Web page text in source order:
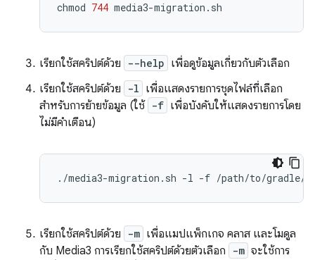
chmod 744
เรียกใช้สคริปต์ด้วย --help เพื่อดูข้อมูลเกี่ยวกับตัวเลือก
เรียกใช้สคริปต์ด้วย
-l เพื่อแสดงรายการชุดไฟล์ที่เลือก
สำหรับการย้ายข้อมูล (ใช้ -f เพื่อบังคับให้แสดงรายการโดย
ไม่มีคำเตือน)
./media3-migration.sh -l -f
เรียกใช้สคริปต์ด้วย -m เพื่อแมปแพ็กเกจ คลาส และโมดูล
กับ Media3 การเรียกใช้สคริปต์ด้วยตัวเลือก
-m จะใช้การ